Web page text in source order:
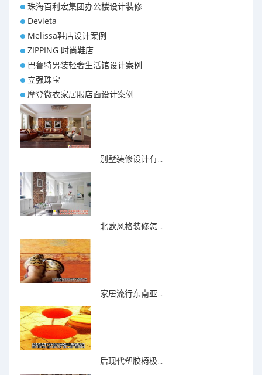
珠海百利宏集团办公楼设计装修
Devieta
Melissa鞋店设计案例
ZIPPING 时尚鞋店
巴鲁特男装轻奢生活馆设计案例
立强珠宝
摩登微衣家居服店面设计案例
别墅装修设计有...
北欧风格装修怎...
家居流行东南亚...
后现代塑胶椅极...